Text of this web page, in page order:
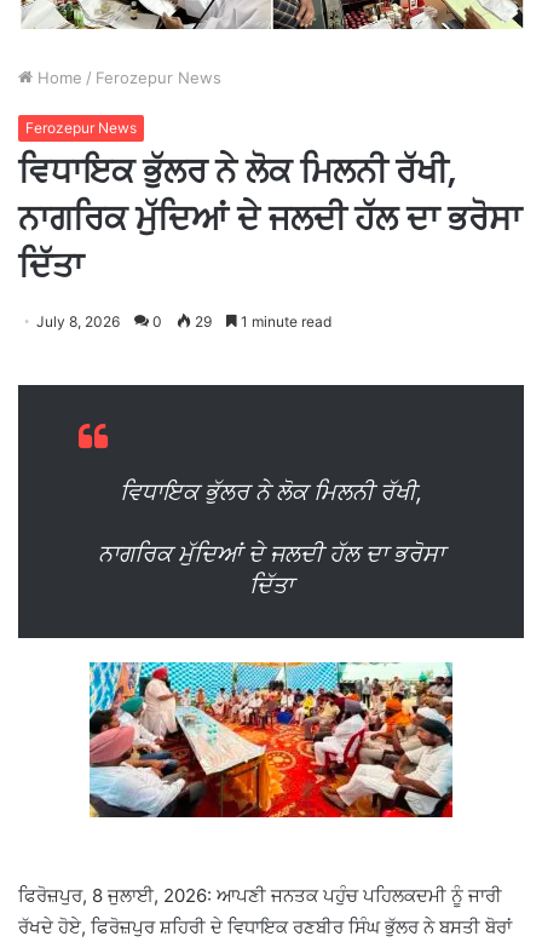
Home / Ferozepur News
Ferozepur News
ਵਿਧਾਇਕ ਭੁੱਲਰ ਨੇ ਲੋਕ ਮਿਲਨੀ ਰੱਖੀ,
ਨਾਗਰਿਕ ਮੁੱਦਿਆਂ ਦੇ ਜਲਦੀ ਹੱਲ ਦਾ ਭਰੋਸਾ
ਦਿੱਤਾ
July 8, 2026 0 29 1 minute read
ਵਿਧਾਇਕ ਭੁੱਲਰ ਨੇ ਲੋਕ ਮਿਲਨੀ ਰੱਖੀ,
ਨਾਗਰਿਕ ਮੁੱਦਿਆਂ ਦੇ ਜਲਦੀ ਹੱਲ ਦਾ ਭਰੋਸਾ
ਦਿੱਤਾ
ਫਿਰੋਜ਼ਪੁਰ, 8 ਜੁਲਾਈ, 2026: ਆਪਣੀ ਜਨਤਕ ਪਹੁੰਚ ਪਹਿਲਕਦਮੀ ਨੂੰ ਜਾਰੀ
ਰੱਖਦੇ ਹੋਏ, ਫਿਰੋਜ਼ਪੁਰ ਸ਼ਹਿਰੀ ਦੇ ਵਿਧਾਇਕ ਰਣਬੀਰ ਸਿੰਘ ਭੁੱਲਰ ਨੇ ਬਸਤੀ ਬੋਰਾਂ